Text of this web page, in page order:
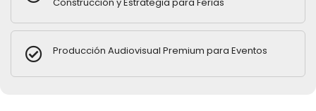
Producción Audiovisual Premium para Eventos